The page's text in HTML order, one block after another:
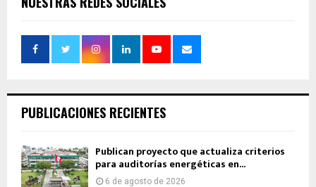
PUBLICACIONES RECIENTES
Publican proyecto que actualiza criterios
para auditorías energéticas en...
6 de agosto de 2026